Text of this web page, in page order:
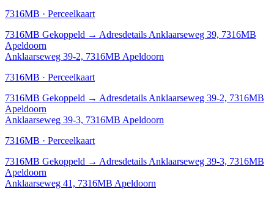
7316MB · Perceelkaart
7316MB Gekoppeld → Adresdetails Anklaarseweg 39, 7316MB
Apeldoorn
Anklaarseweg 39-2, 7316MB Apeldoorn
7316MB · Perceelkaart
7316MB Gekoppeld → Adresdetails Anklaarseweg 39-2, 7316MB
Apeldoorn
Anklaarseweg 39-3, 7316MB Apeldoorn
7316MB · Perceelkaart
7316MB Gekoppeld → Adresdetails Anklaarseweg 39-3, 7316MB
Apeldoorn
Anklaarseweg 41, 7316MB Apeldoorn